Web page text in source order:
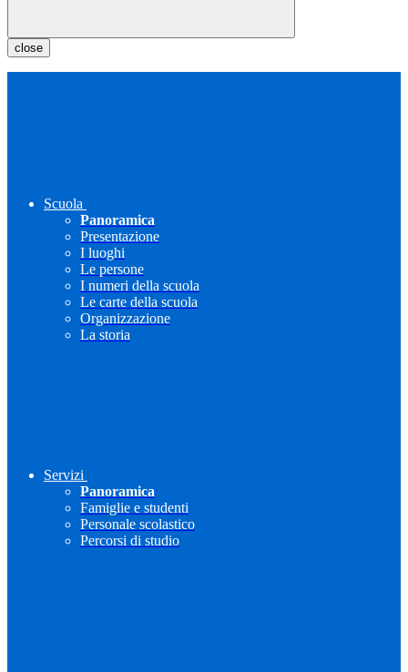
close
Scuola
Panoramica
Presentazione
I luoghi
Le persone
I numeri della scuola
Le carte della scuola
Organizzazione
La storia
Servizi
Panoramica
Famiglie e studenti
Personale scolastico
Percorsi di studio